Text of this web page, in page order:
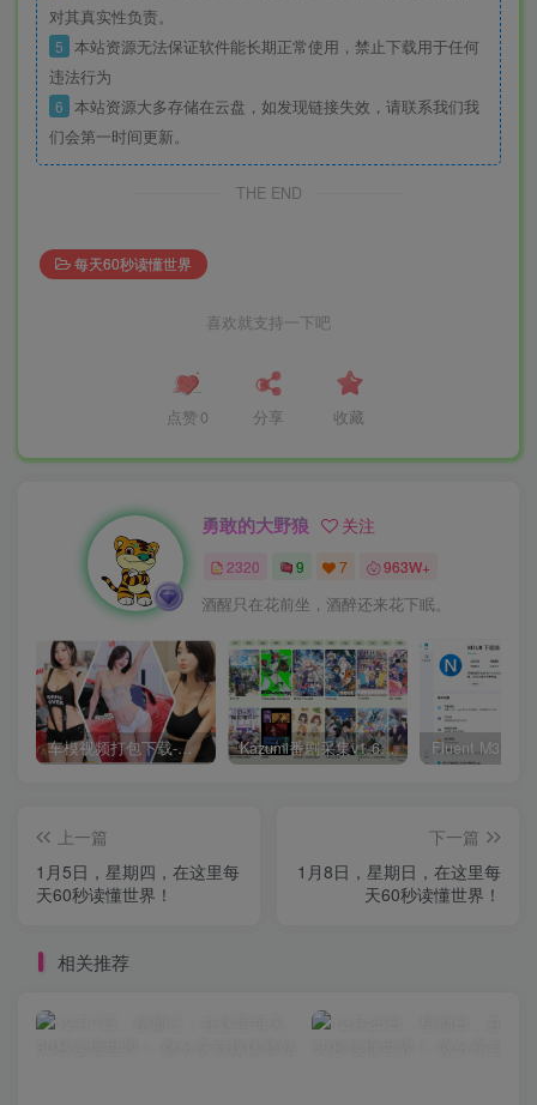
对其真实性负责。
5 本站资源无法保证软件能长期正常使用，禁止下载用于任何
违法行为
6 本站资源大多存储在云盘，如发现链接失效，请联系我们我
们会第一时间更新。
THE END
每天60秒读懂世界
喜欢就支持一下吧
点赞 0 分享 收藏
勇敢的大野狼 关注
2320 9 7 963W+
酒醒只在花前坐，酒醉还来花下眠。
车模视频打包下载-高清无水印版 Kazumi番剧采集v1.6.9：支持自定义规则+在线观看+弹幕，跨平台下载
上一篇
1月5日，星期四，在这里每
天60秒读懂世界！
下一篇
1月8日，星期日，在这里每
天60秒读懂世界！
相关推荐